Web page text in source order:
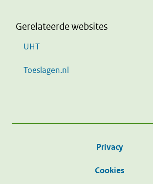
Gerelateerde websites
UHT
Toeslagen.nl
Privacy
Cookies